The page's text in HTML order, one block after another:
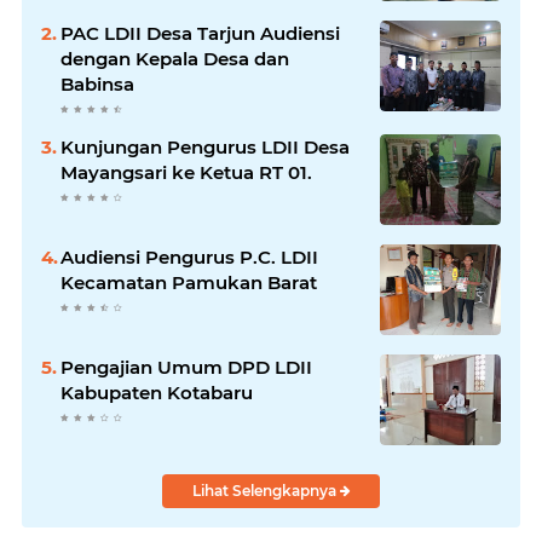
PAC LDII Desa Tarjun Audiensi
dengan Kepala Desa dan
Babinsa
Kunjungan Pengurus LDII Desa
Mayangsari ke Ketua RT 01.
Audiensi Pengurus P.C. LDII
Kecamatan Pamukan Barat
Pengajian Umum DPD LDII
Kabupaten Kotabaru
Lihat Selengkapnya